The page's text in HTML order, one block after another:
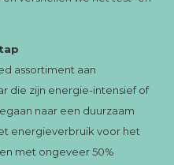
assortiment aan
die zijn energie-intensief of
naar een duurzaam
energieverbruik voor het
met ongeveer 50%